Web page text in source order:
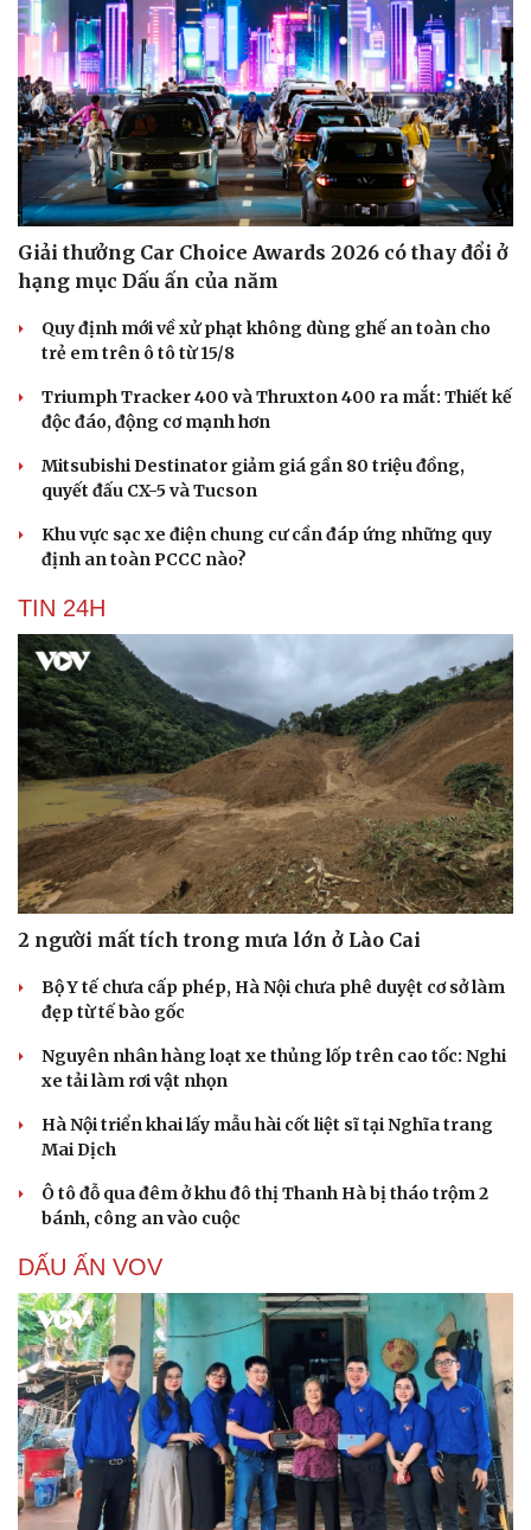
Cải chính
Giải thưởng Car Choice Awards 2026 có thay đổi ở
hạng mục Dấu ấn của năm
Quy định mới về xử phạt không dùng ghế an toàn cho
trẻ em trên ô tô từ 15/8
Triumph Tracker 400 và Thruxton 400 ra mắt: Thiết kế
độc đáo, động cơ mạnh hơn
Mitsubishi Destinator giảm giá gần 80 triệu đồng,
quyết đấu CX-5 và Tucson
Khu vực sạc xe điện chung cư cần đáp ứng những quy
định an toàn PCCC nào?
TIN 24H
2 người mất tích trong mưa lớn ở Lào Cai
Bộ Y tế chưa cấp phép, Hà Nội chưa phê duyệt cơ sở làm
đẹp từ tế bào gốc
Nguyên nhân hàng loạt xe thủng lốp trên cao tốc: Nghi
xe tải làm rơi vật nhọn
Hà Nội triển khai lấy mẫu hài cốt liệt sĩ tại Nghĩa trang
Mai Dịch
Ô tô đỗ qua đêm ở khu đô thị Thanh Hà bị tháo trộm 2
bánh, công an vào cuộc
DẤU ẤN VOV